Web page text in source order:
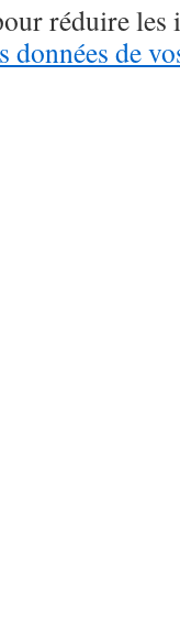
réduire les
de